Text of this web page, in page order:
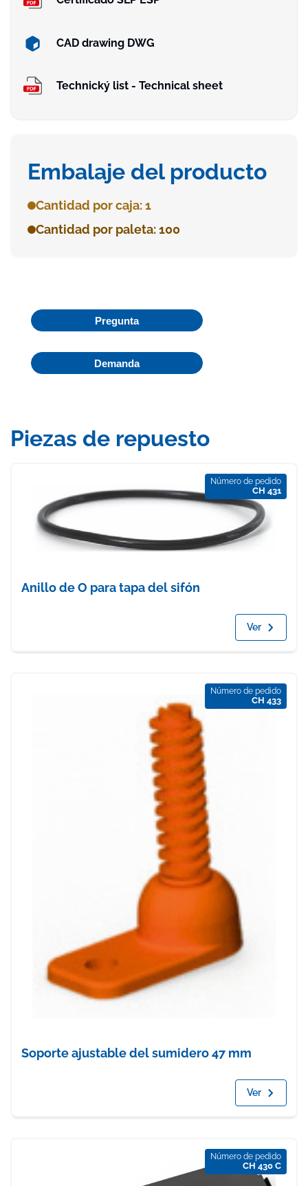
CAD drawing DWG
Technický list - Technical sheet
Embalaje del producto
Cantidad por caja: 1
Cantidad por paleta: 100
Pregunta
Demanda
Piezas de repuesto
Número de pedido
CH 431
Anillo de O para tapa del sifón
Ver
Número de pedido
CH 433
Soporte ajustable del sumidero 47 mm
Ver
Número de pedido
CH 430 C